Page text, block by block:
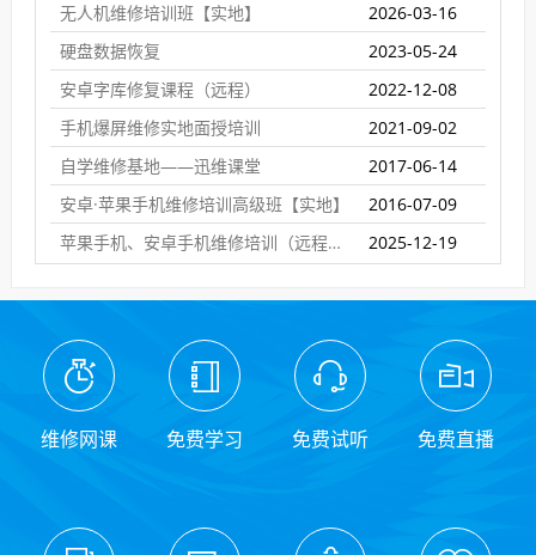
无人机维修培训班【实地】
2026-03-16
硬盘数据恢复
2023-05-24
安卓字库修复课程（远程）
2022-12-08
手机爆屏维修实地面授培训
2021-09-02
自学维修基地——迅维课堂
2017-06-14
安卓·苹果手机维修培训高级班【实地】
2016-07-09
苹果手机、安卓手机维修培训（远程网络班）
2025-12-19
维修网课 免费学习 免费试听 免费直播